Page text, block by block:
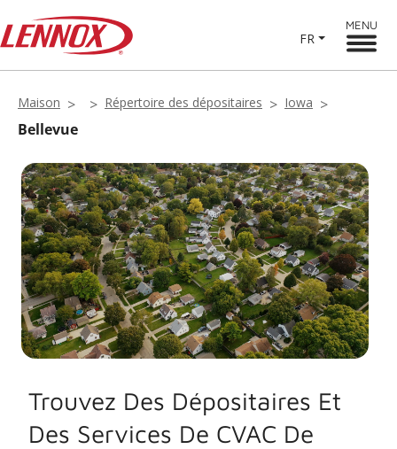
FR
MENU
Maison Répertoire des dépositaires Iowa
Bellevue
Trouvez Des Dépositaires Et
Des Services De CVAC De